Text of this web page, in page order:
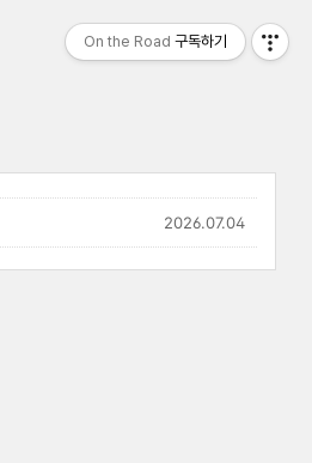
2026.07.04
On the Road 구독하기